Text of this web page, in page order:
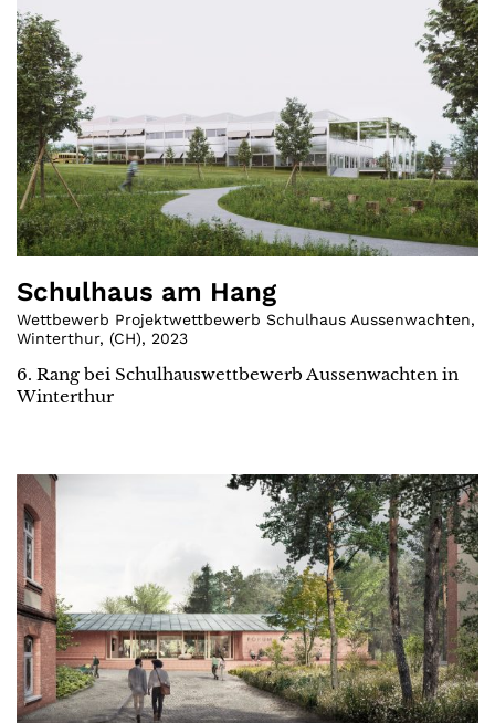
Schulhaus am Hang
Wettbewerb Projektwettbewerb Schulhaus Aussenwachten,
Winterthur, (CH), 2023
6. Rang bei Schulhauswettbewerb Aussenwachten in
Winterthur